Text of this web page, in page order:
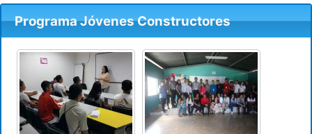
Programa Jóvenes Constructores